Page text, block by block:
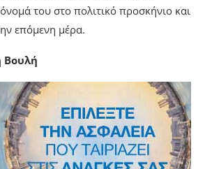
του στο πολιτικό προσκήνιο και
επόμενη μέρα.
Βουλή